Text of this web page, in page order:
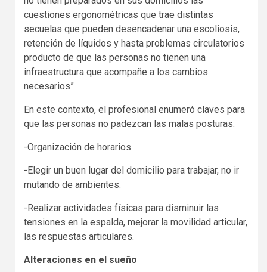
cuestiones ergonométricas que trae distintas
secuelas que pueden desencadenar una escoliosis,
retención de líquidos y hasta problemas circulatorios
producto de que las personas no tienen una
infraestructura que acompañe a los cambios
necesarios”
En este contexto, el profesional enumeró claves para
que las personas no padezcan las malas posturas:
-Organización de horarios
-Elegir un buen lugar del domicilio para trabajar, no ir
mutando de ambientes.
-Realizar actividades físicas para disminuir las
tensiones en la espalda, mejorar la movilidad articular,
las respuestas articulares.
Alteraciones en el sueño